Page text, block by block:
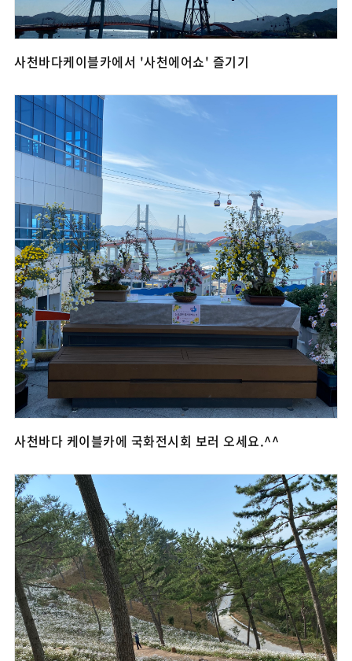
사천바다케이블카에서 '사천에어쇼' 즐기기
사천바다 케이블카에 국화전시회 보러 오세요.^^